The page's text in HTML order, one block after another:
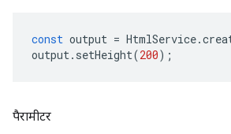
const output = HtmlService.
output. setHeight(200);
पैरामीटर